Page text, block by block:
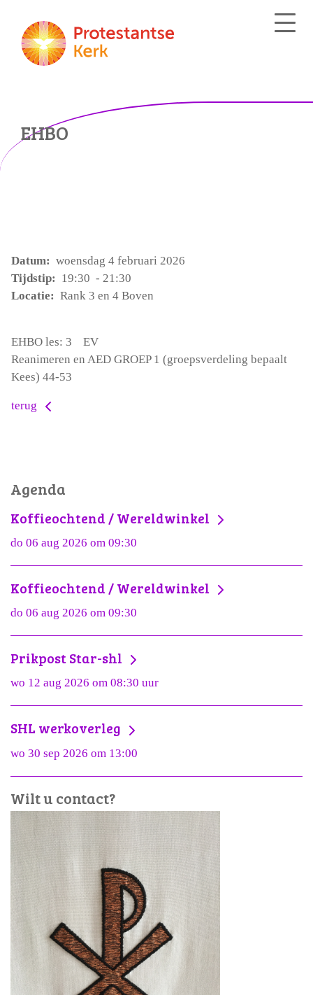
EHBO
Datum: woensdag 4 februari 2026
Tijdstip: 19:30 - 21:30
Locatie: Rank 3 en 4 Boven
EHBO les: 3 EV
Reanimeren en AED GROEP 1 (groepsverdeling bepaalt
Kees) 44-53
terug
Agenda
Koffieochtend / Wereldwinkel
do 06 aug 2026 om 09:30
Koffieochtend / Wereldwinkel
do 06 aug 2026 om 09:30
Prikpost Star-shl
wo 12 aug 2026 om 08:30 uur
SHL werkoverleg
wo 30 sep 2026 om 13:00
Wilt u contact?